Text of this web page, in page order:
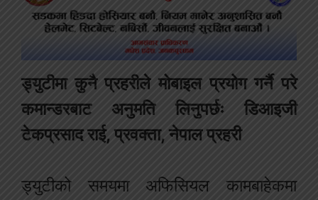
ड्युटीमा कुनै प्रहरीले मोबाइल प्रयोग गर्नै परे
कमान्डरबाट अनुमति लिनुपर्छः डिआइजी
टेकप्रसाद राई, प्रवक्ता, नेपाल प्रहरी
ड्युटीको समयमा अफिसियल कामबाहेकमा